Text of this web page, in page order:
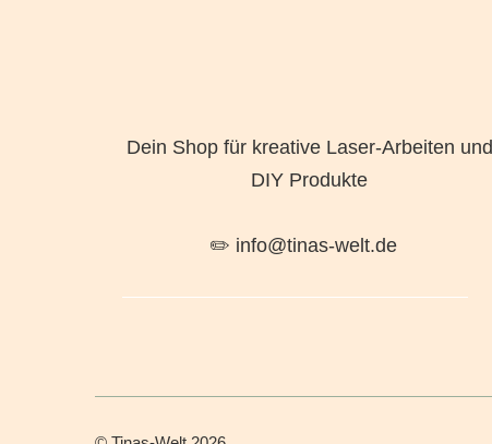
Dein Shop für kreative Laser-Arbeiten und
DIY Produkte
✏️ info@tinas-welt.de